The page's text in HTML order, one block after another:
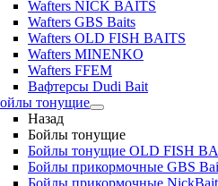
Wafters NICK BAITS
Wafters GBS Baits
Wafters OLD FISH BAITS
Wafters MINENKO
Wafters FFEM
Вафтерсы Dudi Bait
тонущие
Назад
Бойлы тонущие
Бойлы тонущие OLD FISH
Бойлы прикормочные GBS
Бойлы прикормочные